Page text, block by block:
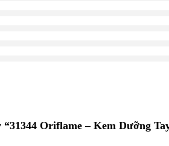
Oriflame – Kem Dưỡng